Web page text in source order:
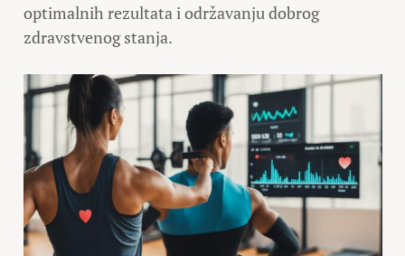
optimalnih rezultata i održavanju dobrog
zdravstvenog stanja.